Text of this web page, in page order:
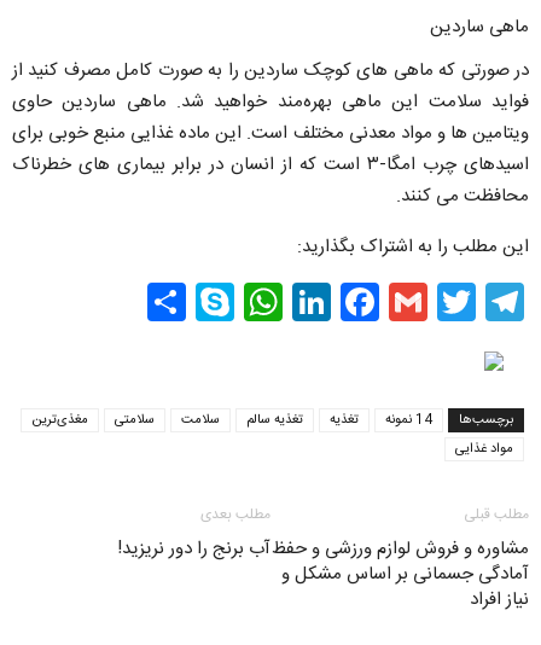
ماهی ساردین
در صورتی که ماهی های کوچک ساردین را به صورت کامل مصرف کنید از
فواید سلامت این ماهی بهره‌مند خواهید شد. ماهی ساردین حاوی
ویتامین ها و مواد معدنی مختلف است. این ماده غذایی منبع خوبی برای
اسیدهای چرب امگا-۳ است که از انسان در برابر بیماری های خطرناک
محافظت می کنند.
این مطلب را به اشتراک بگذارید:
Telegram
Twitter
Gmail
Facebook
LinkedIn
WhatsApp
Skype
برچسب‌ها 14 نمونه تغذیه تغذیه سالم سلامت سلامتی
مغذی‌ترین
مواد غذایی
مطلب قبلی
مشاوره و فروش لوازم ورزشی و حفظ
آمادگی جسمانی بر اساس مشکل و
نیاز افراد
مطلب بعدی
آب برنج را دور نریزید!